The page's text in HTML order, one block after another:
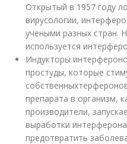
Открытый в 1957 году
вирусологии,
учеными разных стран.
используется
Индукторы
простуды, которые
препарата в организм,
производители,
выработки
предотвратить